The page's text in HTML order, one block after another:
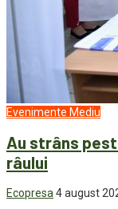
Evenimente Mediu
Au strâns
râului
Ecopresa 4 august